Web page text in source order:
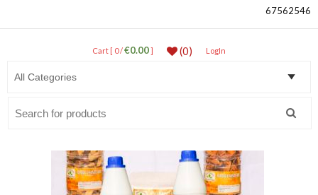
67562546
Cart [ 0 /€0.00] (0) LogIn